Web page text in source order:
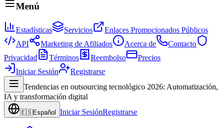
Menú
Estadísticas Servicios
Enlaces Promocionados Públicos
API
Marketing de Afiliados Acerca de
Contacto
Privacidad
Términos Reembolso
Precios
Iniciar Sesión
Registrarse
Tendencias en outsourcing tecnológico 2026: Automatización,
IA y transformación digital
🇪🇸Español Iniciar SesiónRegistrarse